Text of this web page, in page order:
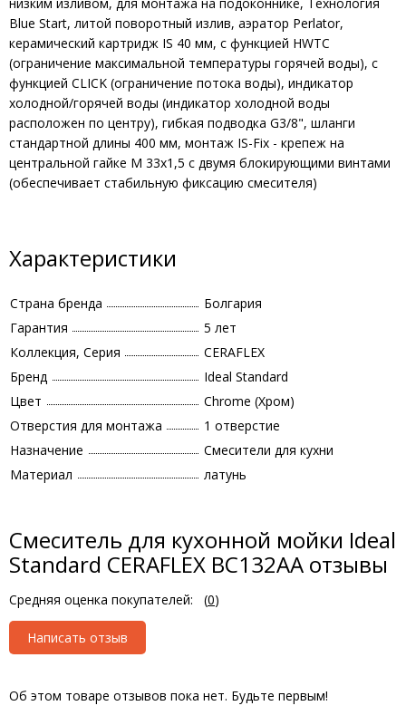
Blue Start, литой поворотный излив, аэратор Perlator,
керамический картридж IS 40 мм, с функцией HWTC
(ограничение максимальной температуры горячей воды), с
функцией CLICK (ограничение потока воды), индикатор
холодной/горячей воды (индикатор холодной воды
расположен по центру), гибкая подводка G3/8", шланги
стандартной длины 400 мм, монтаж IS-Fix - крепеж на
центральной гайке M 33x1,5 с двумя блокирующими винтами
(обеспечивает стабильную фиксацию смесителя)
Характеристики
Страна бренда
Болгария
Гарантия
5 лет
Коллекция, Серия
CERAFLEX
Бренд
Ideal Standard
Цвет
Chrome (Хром)
Отверстия для монтажа
1 отверстие
Назначение
Смесители для кухни
Материал
латунь
Смеситель для кухонной мойки Ideal
Standard CERAFLEX BC132AA отзывы
Средняя оценка покупателей: (0)
Написать отзыв
Об этом товаре отзывов пока нет. Будьте первым!